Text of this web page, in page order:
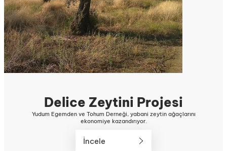
Delice Zeytini Projesi
Yudum Egemden ve Tohum Derneği, yabani zeytin ağaçlarını
ekonomiye kazandırıyor.
İncele